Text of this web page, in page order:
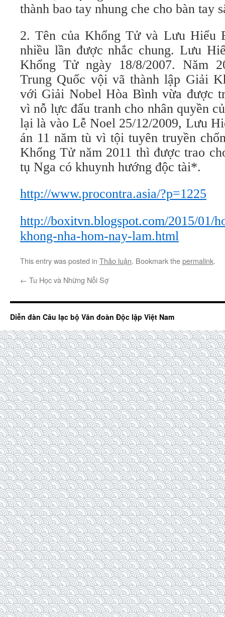
thành bao tay nhung che cho bàn tay
2. Tên của Khổng Tử và Lưu Hiểu
nhiều lần được nhắc chung. Lưu
Khổng Tử ngày 18/8/2007. Năm
Trung Quốc vội vã thành lập Giải
với Giải Nobel Hòa Bình vừa được
vì nỗ lực đấu tranh cho nhân quyền
lại là vào Lễ Noel 25/12/2009, Lưu
án 11 năm tù vì tội tuyên truyền
Khổng Tử năm 2011 thì được trao
tụ Nga có khuynh hướng độc tài*.
http://www.procontra.asia/?p=1225
http://boxitvn.blogspot.com/2015/01/
khong-nha-hom-nay-lam.html
This entry was posted in Thảo luận. Bookmark thepermalink.
← Tu Học và Những Nỗi Sợ
Diễn đàn Câu lạc bộ Văn đoàn Độc lập Việt Nam